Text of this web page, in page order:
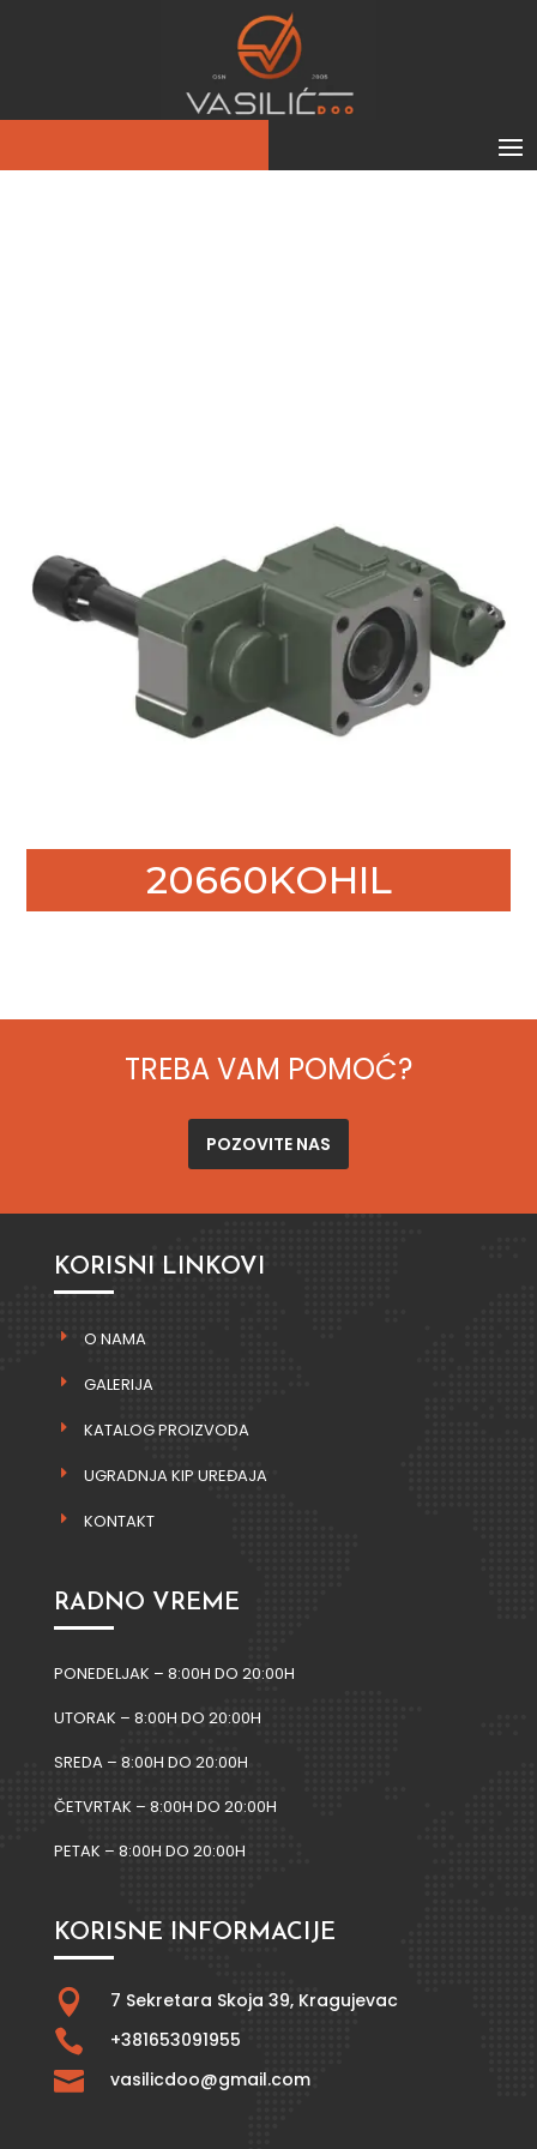
20660KOHIL
TREBA VAM POMOĆ?
POZOVITE NAS
KORISNI LINKOVI
O NAMA
GALERIJA
KATALOG PROIZVODA
UGRADNJA KIP UREĐAJA
KONTAKT
RADNO VREME
PONEDELJAK – 8:00H DO 20:00H
UTORAK – 8:00H DO 20:00H
SREDA – 8:00H DO 20:00H
ČETVRTAK – 8:00H DO 20:00H
PETAK – 8:00H DO 20:00H
KORISNE INFORMACIJE
 7 Sekretara Skoja 39, Kragujevac
 +381653091955
 vasilicdoo@gmail.com